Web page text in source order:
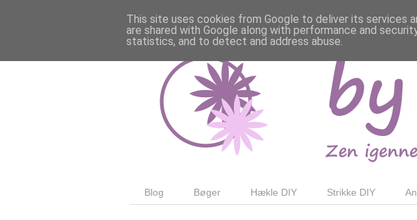
Blog Bøger Hækle DIY Strikke DIY
This site uses cookies from Google to deliver its services
are shared with Google along with performance and
statistics, and to detect and address abuse.